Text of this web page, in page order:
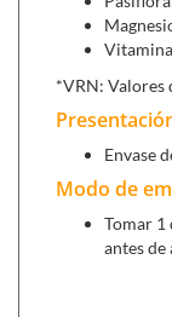
Pasiflora,
esta
través de
*VRN: Valores
Envase
Modo de
Tomar 1
antes de